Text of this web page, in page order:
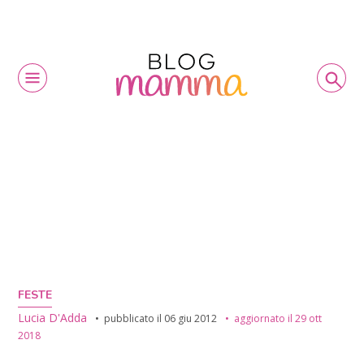
FESTE
Lucia D'Adda
pubblicato il 06 giu 2012 aggiornato il29 ott
2018